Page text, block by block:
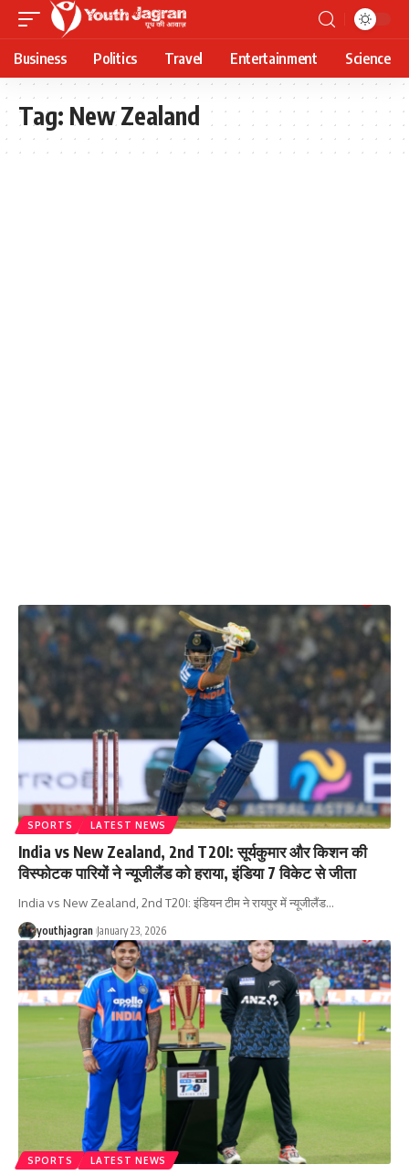
Business Politics Travel Entertainment Science
Tag: New Zealand
SPORTS LATEST NEWS
India vs New Zealand, 2nd T20I: सूर्यकुमार और किशन की
विस्फोटक पारियों ने न्यूजीलैंड को हराया, इंडिया 7 विकेट से जीता
India vs New Zealand, 2nd T20I: इंडियन टीम ने रायपुर में न्यूजीलैंड…
youthjagran January 23, 2026
SPORTS LATEST NEWS